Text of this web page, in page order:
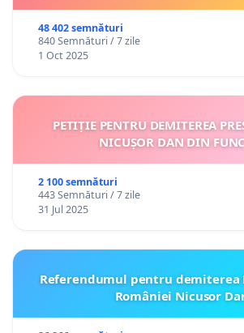
48 402 semnături
840 Semnături / 7 zile
1 Oct 2025
PETIȚIE PENTRU DEMITEREA
NICUȘOR DAN DIN
2 100 semnături
443 Semnături / 7 zile
31 Jul 2025
Referendumul pentru demiterea
României Nicusor